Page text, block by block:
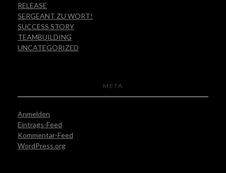
RELEASE
SERGEANT ZU WORT!
SUCCESS STORY
TEAMBUILDING
UNCATEGORIZED
META
Anmelden
Eintrags-Feed
Kommentar-Feed
WordPress.org